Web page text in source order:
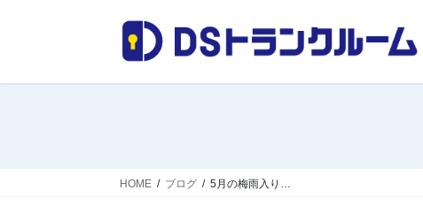
HOME ブログ 5月の梅雨入り…